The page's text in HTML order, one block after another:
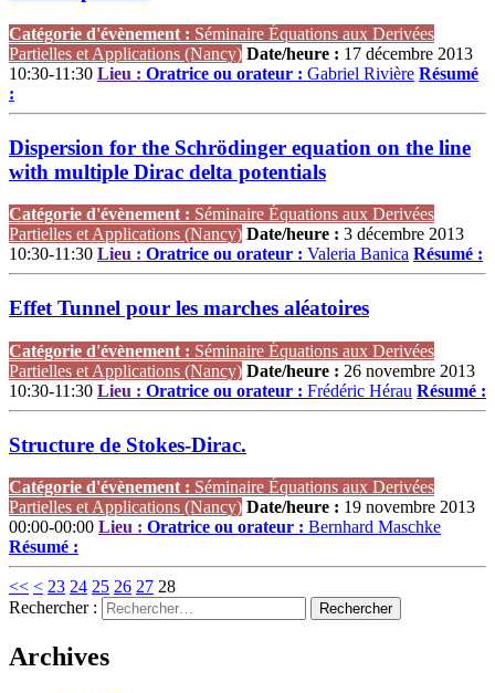
Catégorie d'évènement : Séminaire Équations aux Derivées
Partielles et Applications (Nancy) Date/heure : 17 décembre 2013
10:30-11:30 Lieu : Oratrice ou orateur : Gabriel Rivière Résumé
:
Dispersion for the Schrödinger equation on the line
with multiple Dirac delta potentials
Catégorie d'évènement : Séminaire Équations aux Derivées
Partielles et Applications (Nancy) Date/heure : 3 décembre 2013
10:30-11:30 Lieu : Oratrice ou orateur : Valeria Banica Résumé :
Effet Tunnel pour les marches aléatoires
Catégorie d'évènement : Séminaire Équations aux Derivées
Partielles et Applications (Nancy) Date/heure : 26 novembre 2013
10:30-11:30 Lieu : Oratrice ou orateur : Frédéric Hérau Résumé :
Structure de Stokes-Dirac.
Catégorie d'évènement : Séminaire Équations aux Derivées
Partielles et Applications (Nancy) Date/heure : 19 novembre 2013
00:00-00:00 Lieu : Oratrice ou orateur : Bernhard Maschke
Résumé :
<< < 23 24 25 26 27 28
Rechercher :
Archives